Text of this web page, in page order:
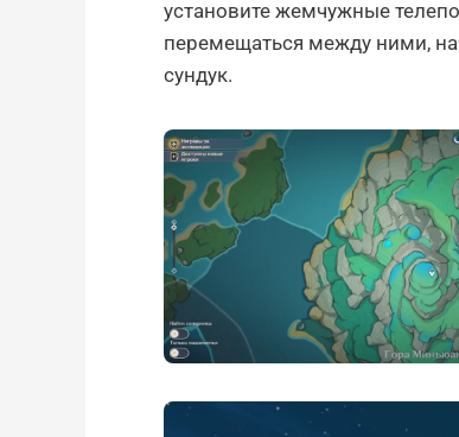
установите жемчужные
перемещаться между ними,
сундук.